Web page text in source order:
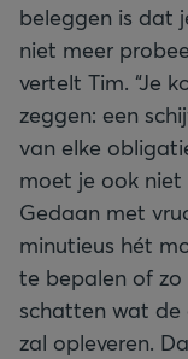
beleggen is dat
niet meer
vertelt Tim. “Je
zeggen: een
van elke
moet je ook niet
Gedaan met
minutieus hét
te bepalen of
schatten wat de
zal opleveren.